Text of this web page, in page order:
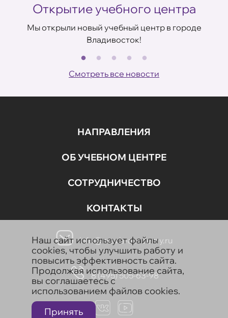
Открытие учебного центра
Мы открыли новый учебный центр в городе
Владивосток!
Смотреть все новости
НАПРАВЛЕНИЯ
ОБ УЧЕБНОМ ЦЕНТРЕ
СОТРУДНИЧЕСТВО
КОНТАКТЫ
info@aravia-academy.ru
8 (495) 505-63-98
Наш сайт использует файлы
cookies, чтобы улучшить работу и
повысить эффективность сайта.
Продолжая использование сайта,
вы соглашаетесь с
использованием файлов cookies.
Принять